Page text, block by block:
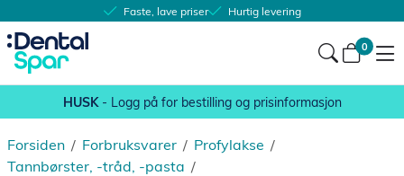
Faste, lave priser Hurtig levering
0
HUSK- Logg på for bestilling og prisinformasjon
/
Forsiden /
Forbruksvarer /
Profylakse
/
Tannbørster, -tråd, -pasta